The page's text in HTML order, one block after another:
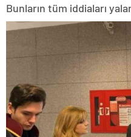
Bunların tüm iddiaları